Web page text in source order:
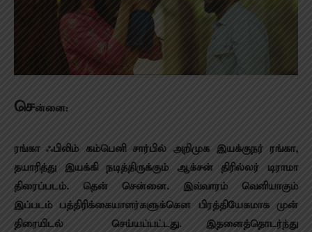
சென்னை:
ரங்கா ஃபிலிம் கம்பெனி சார்பில் அறிமுக இயக்குநர் ரங்கா,
தயாரித்து இயக்கி நடித்திருக்கும் ஆக்சன் திரில்லர் டிராமா
திரைப்படம். தென் சென்னை. இவ்வாரம் வெளியாகும்
இப்படம் பத்திரிக்கையாளர்களுக்கென பிரத்தியேகமாக முன்
திரையிடல் செய்யப்பட்டது. இதனைத்தொடர்ந்து